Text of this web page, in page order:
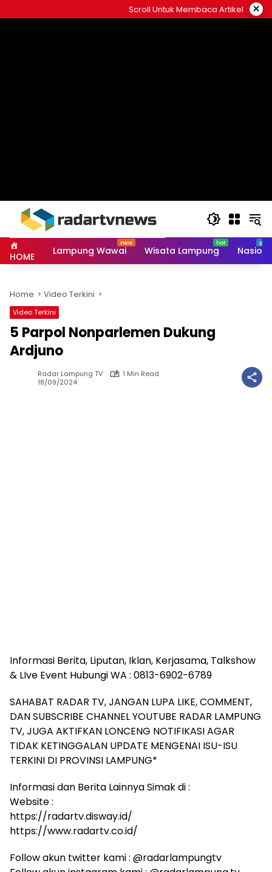
to
Scroll Untuk Membaca Artikel ×
HOME Lampung Wawai Wisata Lampung
Home Video Terkini
Video Terkini
5 Parpol Nonparlemen Dukung
Ardjuno
Radar Lampung TV
1 Min Read
18/09/2024
Informasi Berita, Liputan, Iklan, Kerjasama, Talkshow
& LIve Event Hubungi WA : 0813-6902-6789
SAHABAT RADAR TV, JANGAN LUPA LIKE, COMMENT,
DAN SUBSCRIBE CHANNEL YOUTUBE RADAR LAMPUNG
TV, JUGA AKTIFKAN LONCENG NOTIFIKASI AGAR
TIDAK KETINGGALAN UPDATE MENGENAI ISU-ISU
TERKINI DI PROVINSI LAMPUNG*
Informasi dan Berita Lainnya Simak di :
Website :
https://radartv.disway.id/
https://www.radartv.co.id/
Follow akun twitter kami : @radarlampungtv